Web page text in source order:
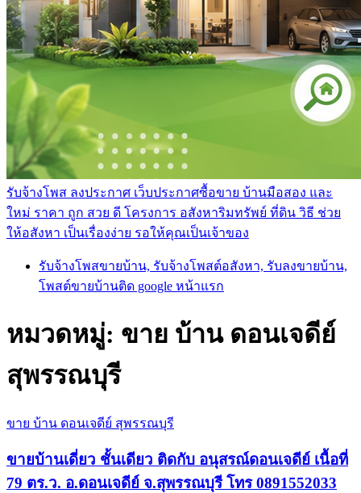
รับจ้างโพส ลงประกาศ เว็บประกาศซื้อขาย บ้านมือสอง และ
ใหม่ ราคา ถูก สวย ดี โครงการ อสังหาริมทรัพย์ ที่ดิน วิธี ช่วย
ให้อสังหา เป็นเรื่องง่าย รอให้คุณเป็นเจ้าของ
รับจ้างโพสขายบ้าน, รับจ้างโพสต์อสังหา, รับลงขายบ้าน,
โพสต์ขายบ้านติด google หน้าแรก
หมวดหมู่: ขาย บ้าน ดอนเจดีย์
สุพรรณบุรี
ขาย บ้าน ดอนเจดีย์ สุพรรณบุรี
ขายบ้านเดี่ยว ชั้นเดียว ติดกับ อนุสรณ์ดอนเจดีย์ เนื้อที่
79 ตร.ว. อ.ดอนเจดีย์ จ.สุพรรณบุรี โทร 0891552033